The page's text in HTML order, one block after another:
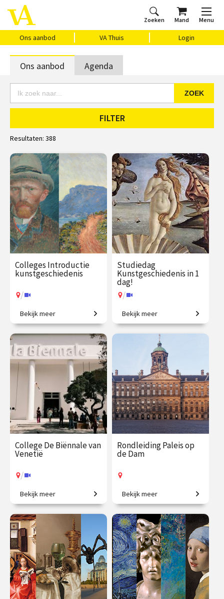
Zoeken Mand Menu
Ons aanbod VA Thuis Login
Home
Ons aanbod
Agenda
VAthuis
Over ons
Vragen?
Cadeaubon
Ons aanbod Agenda
ZOEK
FILTER
Resultaten: 388
Colleges Introductie
kunstgeschiedenis
/
2500 jaar westerse
kunstgeschiedenis in
vogelvlucht.
€ 345.00
vanaf 21
sep.
Op locatie of online
Bekijk meer
Studiedag
Kunstgeschiedenis in 1
dag!
/
Uitdagende expeditie van
Grieken tot moderne kunst.
€ 65.00 / €
aug.
/ Op locatie of online
Bekijk meer
College De Biënnale van
Venetië
/
Een geweldig aanbod aan
hedendaagse kunst.
€ 35.00
vanaf 17
aug.
/ Op locatie of online
Bekijk meer
Rondleiding Paleis op
de Dam
Kom mee en ontdek het
mooiste stadhuis van de
Gouden Eeuw!
€ 27.50
vanaf 12
aug.
Op locatie
Bekijk meer